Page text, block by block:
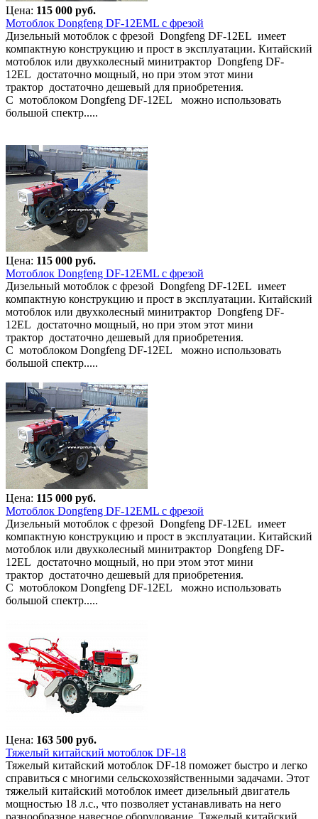
Цена: 115 000 руб.
Мотоблок Dongfeng DF-12EML с фрезой
Дизельный мотоблок с фрезой Dongfeng DF-12EL имеет
компактную конструкцию и прост в эксплуатации. Китайский
мотоблок или двухколесный минитрактор Dongfeng DF-
12EL достаточно мощный, но при этом этот мини
трактор достаточно дешевый для приобретения.
С мотоблоком Dongfeng DF-12EL можно использовать
большой спектр.....
Цена: 115 000 руб.
Мотоблок Dongfeng DF-12EML с фрезой
Дизельный мотоблок с фрезой Dongfeng DF-12EL имеет
компактную конструкцию и прост в эксплуатации. Китайский
мотоблок или двухколесный минитрактор Dongfeng DF-
12EL достаточно мощный, но при этом этот мини
трактор достаточно дешевый для приобретения.
С мотоблоком Dongfeng DF-12EL можно использовать
большой спектр.....
Цена: 115 000 руб.
Мотоблок Dongfeng DF-12EML с фрезой
Дизельный мотоблок с фрезой Dongfeng DF-12EL имеет
компактную конструкцию и прост в эксплуатации. Китайский
мотоблок или двухколесный минитрактор Dongfeng DF-
12EL достаточно мощный, но при этом этот мини
трактор достаточно дешевый для приобретения.
С мотоблоком Dongfeng DF-12EL можно использовать
большой спектр.....
Цена: 163 500 руб.
Тяжелый китайский мотоблок DF-18
Тяжелый китайский мотоблок DF-18 поможет быстро и легко
справиться с многими сельскохозяйственными задачами. Этот
тяжелый китайский мотоблок имеет дизельный двигатель
мощностью 18 л.с., что позволяет устанавливать на него
разнообразное навесное оборудование. Тяжелый китайский